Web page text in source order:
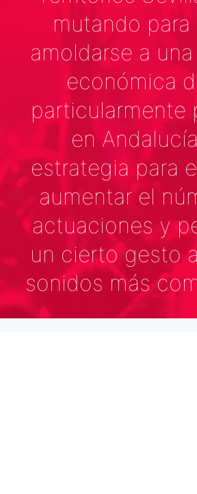
mutando
amoldarse a
económica
particularmente
en
estrategia para
aumentar el
actuaciones y
un cierto gesto
sonidos más